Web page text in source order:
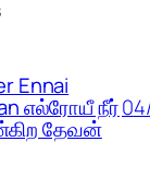
Ennai
எல்ரோயீ நீர்
தேவன்